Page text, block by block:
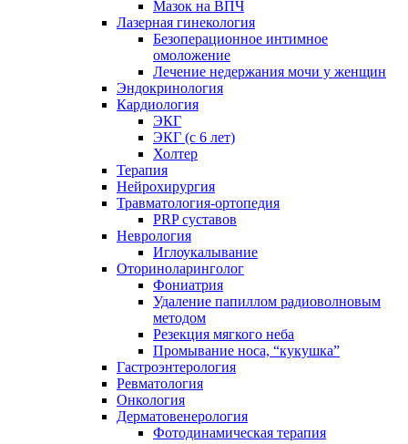
Мазок на ВПЧ
Лазерная гинекология
Безоперационное интимное
омоложение
Лечение недержания мочи у женщин
Эндокринология
Кардиология
ЭКГ
ЭКГ (с 6 лет)
Холтер
Терапия
Нейрохирургия
Травматология-ортопедия
PRP суставов
Неврология
Иглоукалывание
Оториноларинголог
Фониатрия
Удаление папиллом радиоволновым
методом
Резекция мягкого неба
Промывание носа, “кукушка”
Гастроэнтерология
Ревматология
Онкология
Дерматовенерология
Фотодинамическая терапия